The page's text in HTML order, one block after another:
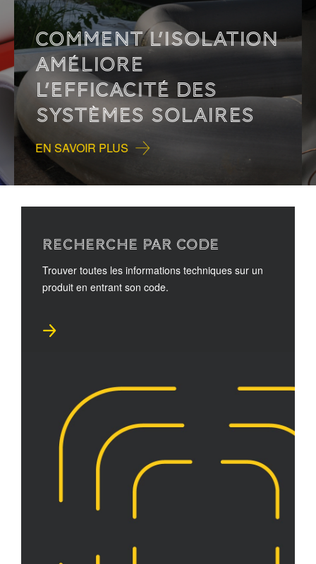
COMMENT L’ISOLATION
AMÉLIORE
L’EFFICACITÉ DES
SYSTÈMES SOLAIRES
EN SAVOIR PLUS
RECHERCHE PAR CODE
Trouver toutes les informations techniques sur un
produit en entrant son code.